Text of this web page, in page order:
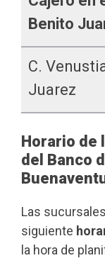
Benito
C.
Juarez
Horario de
del Banco
Las
siguiente
la hora de